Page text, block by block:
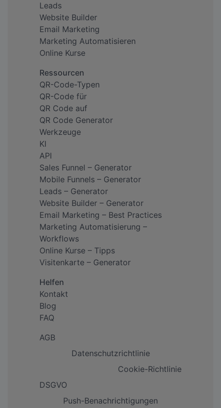
Leads
Website Builder
Email Marketing
Marketing Automatisieren
Online Kurse
Ressourcen
QR-Code-Typen
QR-Code für
QR Code auf
QR Code Generator
Werkzeuge
KI
API
Sales Funnel – Generator
Mobile Funnels – Generator
Leads – Generator
Website Builder – Generator
Email Marketing – Best Practices
Marketing Automatisierung –
Workflows
Online Kurse – Tipps
Visitenkarte – Generator
Helfen
Kontakt
Blog
FAQ
AGB
Datenschutzrichtlinie
Cookie-Richtlinie
DSGVO
Push-Benachrichtigungen